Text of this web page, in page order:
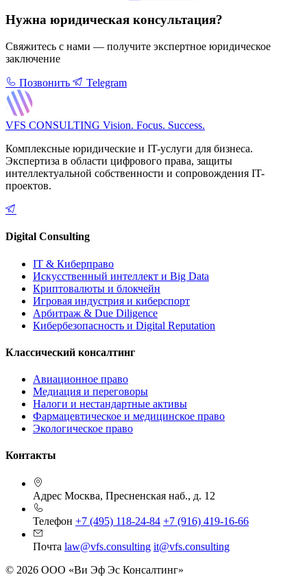
Нужна юридическая консультация?
Свяжитесь с нами — получите экспертное юридическое
заключение
Позвонить Telegram
VFS CONSULTING Vision. Focus. Success.
Комплексные юридические и IT-услуги для бизнеса.
Экспертиза в области цифрового права, защиты
интеллектуальной собственности и сопровождения IT-
проектов.
Digital Consulting
IT & Киберправо
Искусственный интеллект и Big Data
Криптовалюты и блокчейн
Игровая индустрия и киберспорт
Арбитраж & Due Diligence
Кибербезопасность и Digital Reputation
Классический консалтинг
Авиационное право
Медиация и переговоры
Налоги и нестандартные активы
Фармацевтическое и медицинское право
Экологическое право
Контакты
Адрес Москва, Пресненская наб., д. 12
Телефон +7 (495) 118-24-84 +7 (916) 419-16-66
Почта law@vfs.consulting it@vfs.consulting
© 2026 ООО «Ви Эф Эс Консалтинг»